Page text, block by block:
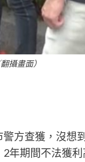
攝畫面）
方查獲，沒想
2年期間不法獲